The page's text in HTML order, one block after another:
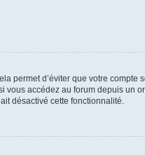
permet d’éviter que votre compte
vous accédez au forum depuis un
désactivé cette fonctionnalité.